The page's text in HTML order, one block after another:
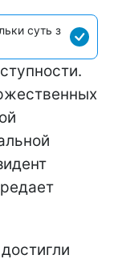
суть з